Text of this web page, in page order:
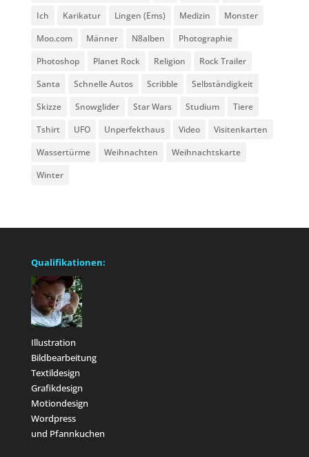
Ich
Karikatur Lingen (Ems) Medizin
Monster
Moo.com
Männer N8alben
Photographie
Photoshop
Planet Rock Religion
Rock Trailer
Santa
Schnelle Autos Scribble
Selbständigkeit
Skizze
Snowglider Star Wars Studium
Tiere
Tshirt
UFO Unperfekthaus Video
Visitenkarten
Wassertürme
Weihnachten
Weihnachtskarte
Winter
Qualifikationen:
Illustration
Bildbearbeitung
Textildesign
Grafikdesign
Motiondesign
Wordpress
und Pfannkuchen